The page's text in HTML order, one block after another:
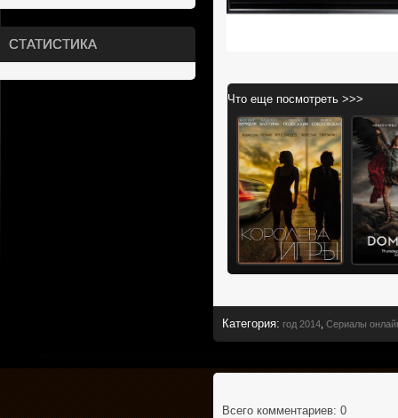
СТАТИСТИКА
Что еще посмотреть >>>
Категория: год 2014 Сериалы
Всего комментариев: 0